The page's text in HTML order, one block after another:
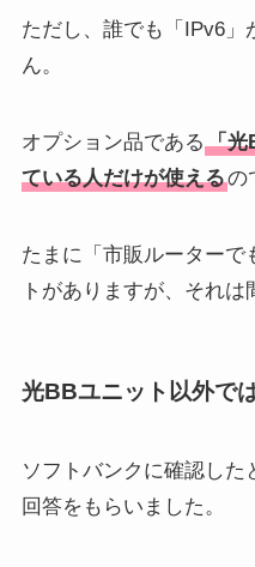
ただし、誰でも「IPv6」
ん。
オプション品である 「光
ている人だけが使えるの
たまに「市販ルーターで
トがありますが、それは
光BBユニット以外で
ソフトバンクに確認した
回答をもらいました。